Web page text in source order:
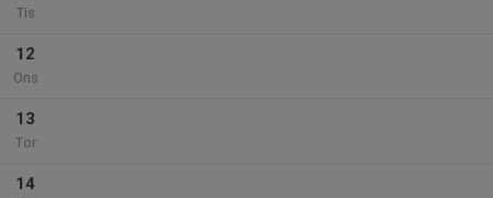
Tis
12
Ons
13
Tor
14